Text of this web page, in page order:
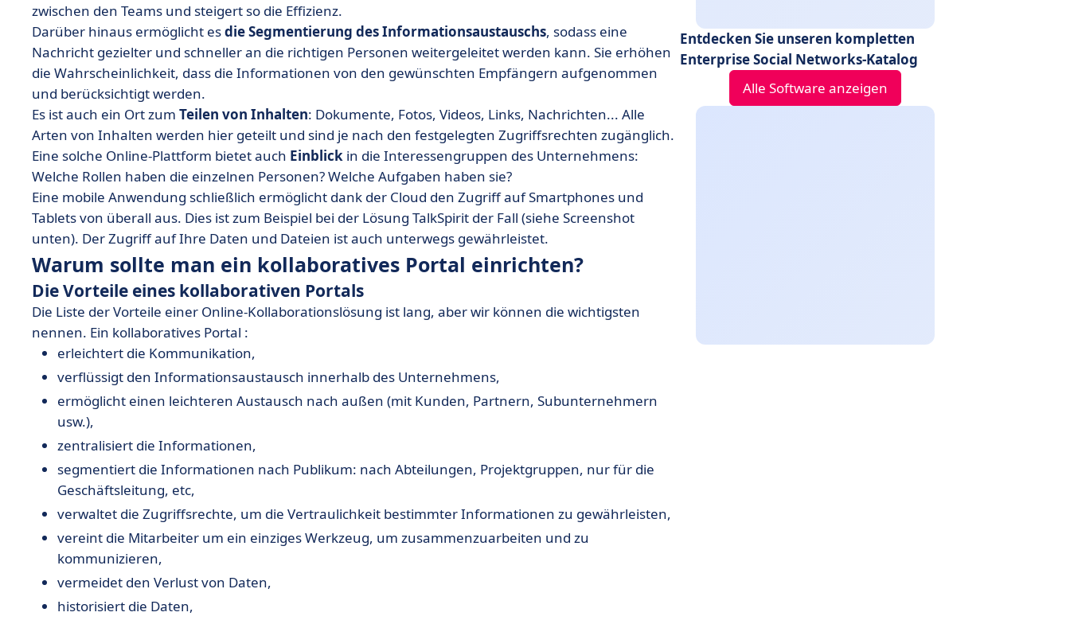
zwischen den Teams und steigert so die Effizienz.
Darüber hinaus ermöglicht esdie Segmentierung des Informationsaustauschs, sodass eine
Nachricht gezielter und schneller an die richtigen Personen weitergeleitet werden kann. Sie erhöhen
die Wahrscheinlichkeit, dass die Informationen von den gewünschten Empfängern aufgenommen
und berücksichtigt werden.
Es ist auch ein Ort zum Teilen von Inhalten: Dokumente, Fotos, Videos, Links, Nachrichten... Alle
Arten von Inhalten werden hier geteilt und sind je nach den festgelegten Zugriffsrechten zugänglich.
Eine solche Online-Plattform bietet auch Einblick in die Interessengruppen des Unternehmens:
Welche Rollen haben die einzelnen Personen? Welche Aufgaben haben sie?
Eine mobile Anwendung schließlich ermöglicht dank der Cloud den Zugriff auf Smartphones und
Tablets von überall aus. Dies ist zum Beispiel bei der Lösung TalkSpirit der Fall (siehe Screenshot
unten). Der Zugriff auf Ihre Daten und Dateien ist auch unterwegs gewährleistet.
Warum sollte man ein kollaboratives Portal einrichten?
Die Vorteile eines kollaborativen Portals
Die Liste der Vorteile einer Online-Kollaborationslösung ist lang, aber wir können die wichtigsten
nennen. Ein kollaboratives Portal :
erleichtert die Kommunikation,
verflüssigt den Informationsaustausch innerhalb des Unternehmens,
ermöglicht einen leichteren Austausch nach außen (mit Kunden, Partnern, Subunternehmern
usw.),
zentralisiert die Informationen,
segmentiert die Informationen nach Publikum: nach Abteilungen, Projektgruppen, nur für die
Geschäftsleitung, etc,
verwaltet die Zugriffsrechte, um die Vertraulichkeit bestimmter Informationen zu gewährleisten,
vereint die Mitarbeiter um ein einziges Werkzeug, um zusammenzuarbeiten und zu
kommunizieren,
vermeidet den Verlust von Daten,
historisiert die Daten,
Entdecken Sie unseren kompletten
Enterprise Social Networks-Katalog
Alle Software anzeigen